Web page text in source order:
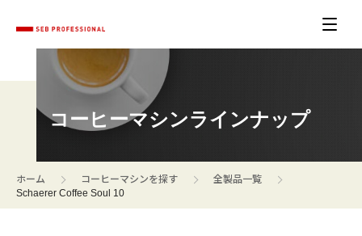
コーヒーマシンラインナップ
ホーム コーヒーマシンを探す 全製品一覧
Schaerer Coffee Soul 10